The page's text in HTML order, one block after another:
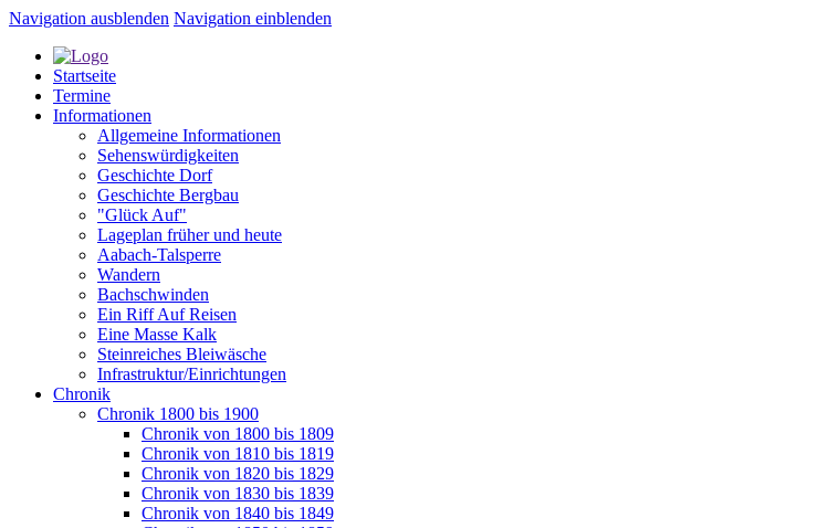
Navigation ausblenden Navigation einblenden
Startseite
Termine
Informationen
Allgemeine Informationen
Sehenswürdigkeiten
Geschichte Dorf
Geschichte Bergbau
"Glück Auf"
Lageplan früher und heute
Aabach-Talsperre
Wandern
Bachschwinden
Ein Riff Auf Reisen
Eine Masse Kalk
Steinreiches Bleiwäsche
Infrastruktur/Einrichtungen
Chronik
Chronik 1800 bis 1900
Chronik von 1800 bis 1809
Chronik von 1810 bis 1819
Chronik von 1820 bis 1829
Chronik von 1830 bis 1839
Chronik von 1840 bis 1849